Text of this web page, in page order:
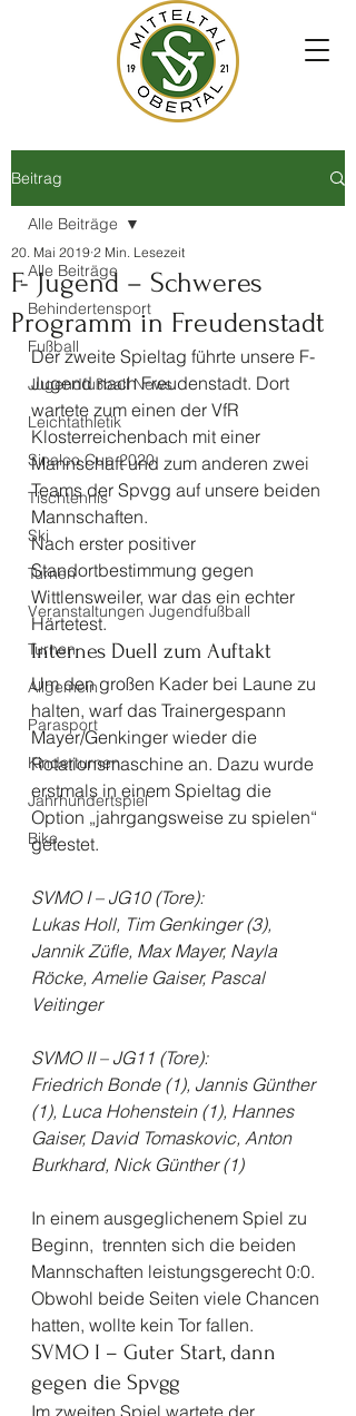
Beitrag
Alle Beiträge
Behindertensport
Fußball
Jugendfußball News
Leichtathletik
Sinalco Cup 2020
Tischtennis
Ski
Turnen
Veranstaltungen Jugendfußball
Turnen
Allgemein
Parasport
Kinderturnen
Jahrhundertspiel
Bike
Alle Beiträge
F- Jugend – Schweres
Programm in Freudenstadt
20. Mai 2019 2 Min. Lesezeit
Der zweite Spieltag führte unsere F-
Jugend nach Freudenstadt. Dort
wartete zum einen der VfR
Klosterreichenbach mit einer
Mannschaft und zum anderen zwei
Teams der Spvgg auf unsere beiden
Mannschaften.
Nach erster positiver
Standortbestimmung gegen
Wittlensweiler, war das ein echter
Härtetest.
Internes Duell zum Auftakt
Um den großen Kader bei Laune zu
halten, warf das Trainergespann
Mayer/Genkinger wieder die
Rotationsmaschine an. Dazu wurde
erstmals in einem Spieltag die
Option „jahrgangsweise zu spielen“
getestet.
SVMO I – JG10 (Tore):
Lukas Holl, Tim Genkinger (3),
Jannik Züfle, Max Mayer, Nayla
Röcke, Amelie Gaiser, Pascal
Veitinger
SVMO II – JG11 (Tore):
Friedrich Bonde (1), Jannis Günther
(1), Luca Hohenstein (1), Hannes
Gaiser, David Tomaskovic, Anton
Burkhard, Nick Günther (1)
In einem ausgeglichenem Spiel zu
Beginn,  trennten sich die beiden
Mannschaften leistungsgerecht 0:0.
Obwohl beide Seiten viele Chancen
hatten, wollte kein Tor fallen.
SVMO I – Guter Start, dann
gegen die Spvgg
Im zweiten Spiel wartete der